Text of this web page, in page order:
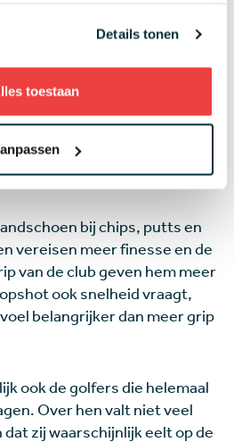
Details tonen
toestaan
alles en let op elk
aan bij full swings, pitches en
die je met veel
een handschoen
meer grip, zo heeft hij eens
bij chips, putts en
vereisen meer finesse en de
van de club geven hem meer
ook snelheid vraagt,
belangrijker dan meer grip
ook de golfers die helemaal
Over hen valt niet veel
zij waarschijnlijk eelt op de